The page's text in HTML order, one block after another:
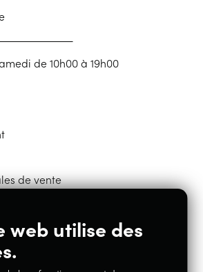
de 10h00 à 19h00
de vente
web utilise des